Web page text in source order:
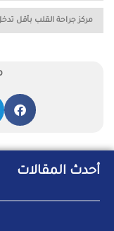
مركز جراحة القلب بأقل
أحدث المقالات